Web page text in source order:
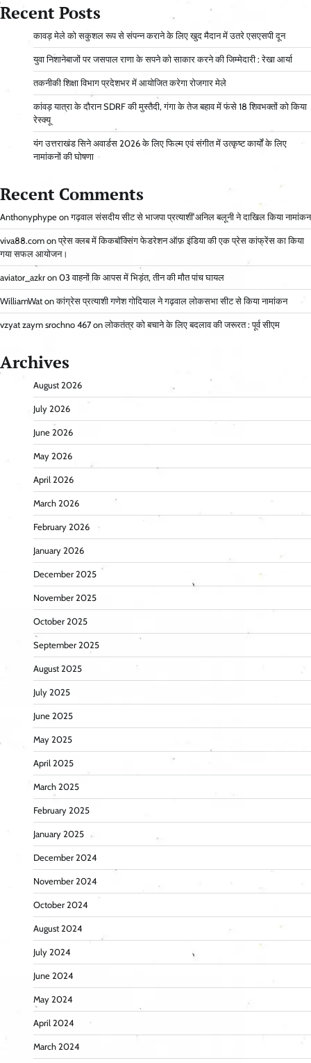
Recent Posts
कावड़ मेले को सकुशल रूप से संपन्न कराने के लिए खुद मैदान में उतरे एसएसपी दून
युवा निशानेबाजों पर जसपाल राणा के सपने को साकार करने की जिम्मेदारी : रेखा आर्या
तकनीकी शिक्षा विभाग प्रदेशभर में आयोजित करेगा रोजगार मेले
कांवड़ यात्रा के दौरान SDRF की मुस्तैदी, गंगा के तेज बहाव में फंसे 18 शिवभक्तों को किया
रेस्क्यू
यंग उत्तराखंड सिने अवार्डस 2026 के लिए फिल्म एवं संगीत में उत्कृष्ट कार्यों के लिए
नामांकनों की घोषणा
Recent Comments
Anthonyphype onगढ़वाल संसदीय सीट से भाजपा प्रत्याशी अनिल बलूनी ने दाखिल किया नामांकन
viva88.com onप्रेस क्लब में किकबॉक्सिंग फेडरेशन ऑफ़ इंडिया की एक प्रेस कांफ्रेंस का किया
गया सफल आयोजन।
aviator_azkr on 03 वाहनों कि आपस में भिड़ंत, तीन की मौत पांच घायल
WilliamWat onकांग्रेस प्रत्याशी गणेश गोदियाल ने गढ़वाल लोकसभा सीट से किया नामांकन
vzyat zaym srochno 467onलोकतंत्र को बचाने के लिए बदलाव की जरूरत : पूर्व सीएम
Archives
August 2026
July 2026
June 2026
May 2026
April 2026
March 2026
February 2026
January 2026
December 2025
November 2025
October 2025
September 2025
August 2025
July 2025
June 2025
May 2025
April 2025
March 2025
February 2025
January 2025
December 2024
November 2024
October 2024
August 2024
July 2024
June 2024
May 2024
April 2024
March 2024